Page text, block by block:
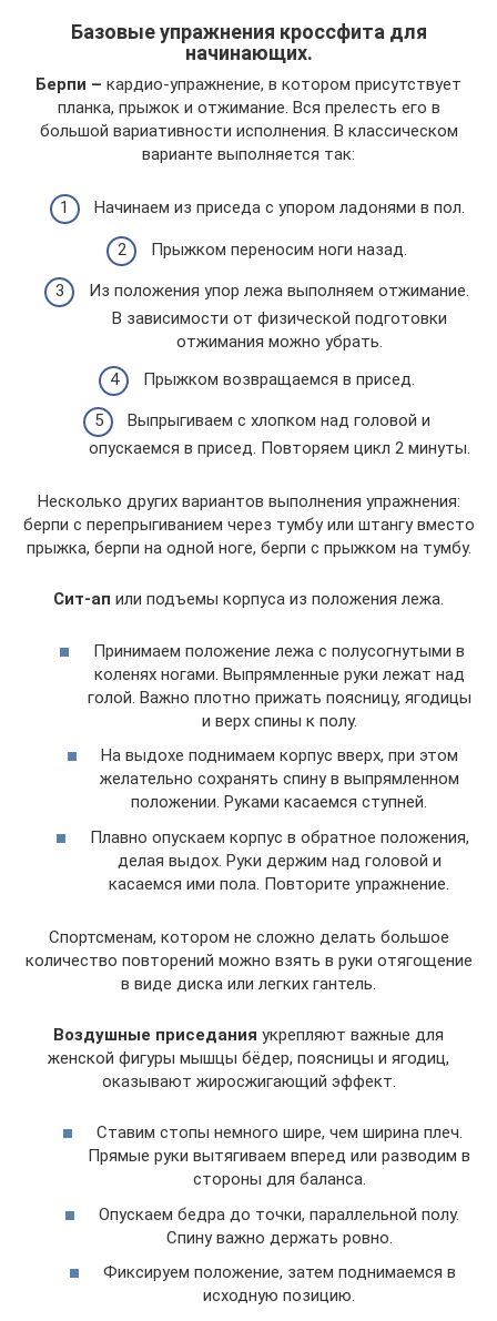
Базовые упражнения кроссфита для
начинающих.
Берпи – кардио-упражнение, в котором присутствует
планка, прыжок и отжимание. Вся прелесть его в
большой вариативности исполнения. В классическом
варианте выполняется так:
Начинаем из приседа с упором ладонями в пол.
Прыжком переносим ноги назад.
Из положения упор лежа выполняем отжимание.
В зависимости от физической подготовки
отжимания можно убрать.
Прыжком возвращаемся в присед.
Выпрыгиваем с хлопком над головой и
опускаемся в присед. Повторяем цикл 2 минуты.
Несколько других вариантов выполнения упражнения:
берпи с перепрыгиванием через тумбу или штангу вместо
прыжка, берпи на одной ноге, берпи с прыжком на тумбу.
Сит-ап или подъемы корпуса из положения лежа.
Принимаем положение лежа с полусогнутыми в
коленях ногами. Выпрямленные руки лежат над
голой. Важно плотно прижать поясницу, ягодицы
и верх спины к полу.
На выдохе поднимаем корпус вверх, при этом
желательно сохранять спину в выпрямленном
положении. Руками касаемся ступней.
Плавно опускаем корпус в обратное положения,
делая выдох. Руки держим над головой и
касаемся ими пола. Повторите упражнение.
Спортсменам, котором не сложно делать большое
количество повторений можно взять в руки отягощение
в виде диска или легких гантель.
Воздушные приседания укрепляют важные для
женской фигуры мышцы бёдер, поясницы и ягодиц,
оказывают жиросжигающий эффект.
Ставим стопы немного шире, чем ширина плеч.
Прямые руки вытягиваем вперед или разводим в
стороны для баланса.
Опускаем бедра до точки, параллельной полу.
Спину важно держать ровно.
Фиксируем положение, затем поднимаемся в
исходную позицию.